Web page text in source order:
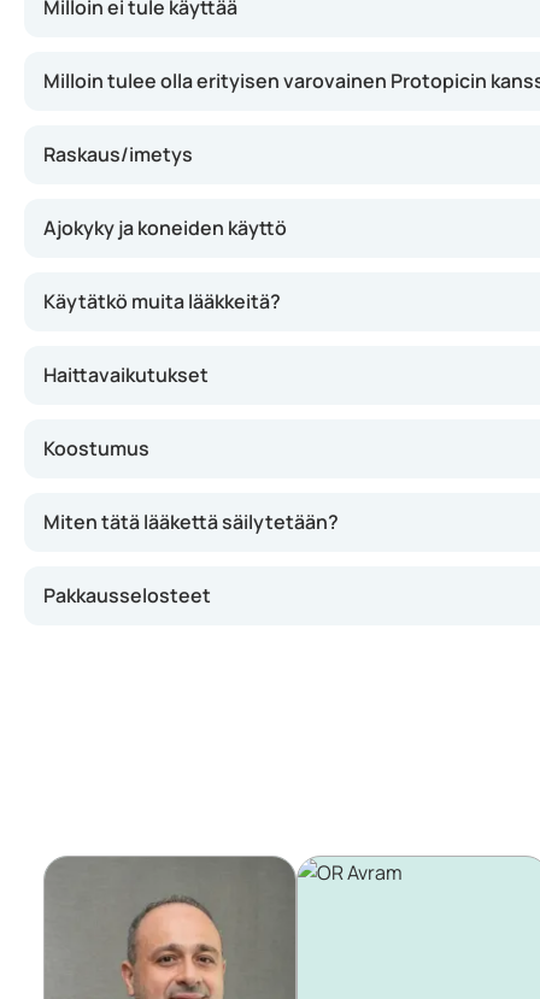
Milloin ei tule käyttää
Milloin tulee olla erityisen varovainen Protopicin
Raskaus/imetys
Ajokyky ja koneiden käyttö
Käytätkö muita lääkkeitä?
Haittavaikutukset
Koostumus
Miten tätä lääkettä säilytetään?
Pakkausselosteet